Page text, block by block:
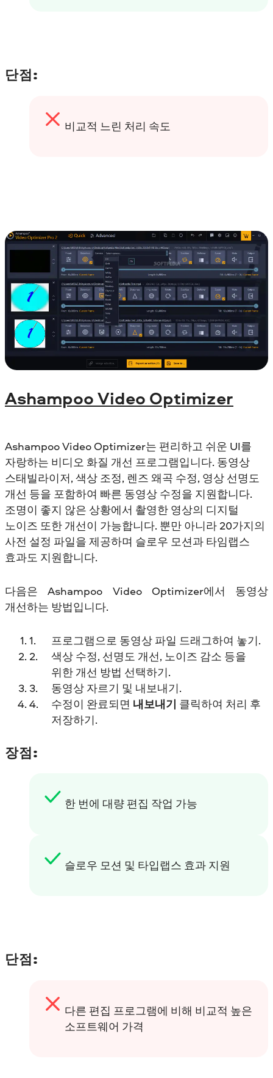
단점:
비교적 느린 처리 속도
Ashampoo Video Optimizer
Ashampoo Video Optimizer는 편리하고 쉬운 UI를
자랑하는 비디오 화질 개선 프로그램입니다. 동영상
스태빌라이저, 색상 조정, 렌즈 왜곡 수정, 영상 선명도
개선 등을 포함하여 빠른 동영상 수정을 지원합니다.
조명이 좋지 않은 상황에서 촬영한 영상의 디지털
노이즈 또한 개선이 가능합니다. 뿐만 아니라 20가지의
사전 설정 파일을 제공하며 슬로우 모션과 타임랩스
효과도 지원합니다.
다음은 Ashampoo Video Optimizer에서 동영상
개선하는 방법입니다.
프로그램으로 동영상 파일 드래그하여 놓기.
색상 수정, 선명도 개선, 노이즈 감소 등을
위한 개선 방법 선택하기.
동영상 자르기 및 내보내기.
수정이 완료되면 내보내기 클릭하여 처리 후
저장하기.
장점:
한 번에 대량 편집 작업 가능
슬로우 모션 및 타입랩스 효과 지원
단점:
다른 편집 프로그램에 비해 비교적 높은
소프트웨어 가격